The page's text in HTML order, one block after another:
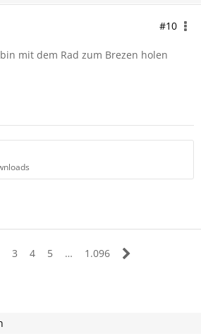
#10
mit dem Rad zum Brezen holen
3 4 5 … 1.096